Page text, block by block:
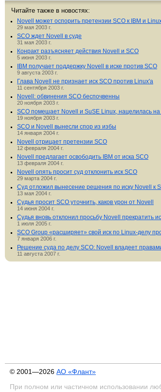
Читайте также в новостях:
Novell может оспорить претензии SCO к IBM и
29 мая 2003 г.
SCO ждет Novell в суде
31 мая 2003 г.
Конракт разъясняет действия Novell и SCO
5 июня 2003 г.
IBM получает поддержку Novell в иске против SCO
9 августа 2003 г.
Глава Novell не признает иск SCO против Linux'а
11 сентября 2003 г.
Novell: обвинения SCO беспочвенны
20 ноября 2003 г.
SCO помешает Novell и SuSE Linux, нацелилась на
19 ноября 2003 г.
SCO и Novell вынесли спор из избы
14 января 2004 г.
Novell отрицает претензии SCO
12 февраля 2004 г.
Novell предлагает освободить IBM от иска SCO
13 февраля 2004 г.
Novell опять просит суд отклонить иск SCO
29 марта 2004 г.
Суд отложил вынесение решения по иску Novell к
13 мая 2004 г.
Судья просит SCO уточнить, каков урон от Novell
14 июня 2004 г.
Судья вновь отклонил просьбу Novell прекратить
1 июля 2005 г.
SCO Group «расширяет» свой иск по Linux-делу
7 января 2006 г.
Решение суда по делу SCO: Novell владеет
11 августа 2007 г.
© 2001—2026 АО «Флант»
При полном или частичном использовании